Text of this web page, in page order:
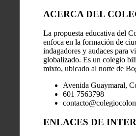
ACERCA DEL
La propuesta educativa del
enfoca en la formación de
indagadores y audaces para
globalizado. Es un colegio
mixto, ubicado al norte de
Avenida Guaymaral,
601 7563798
ENLACES DE